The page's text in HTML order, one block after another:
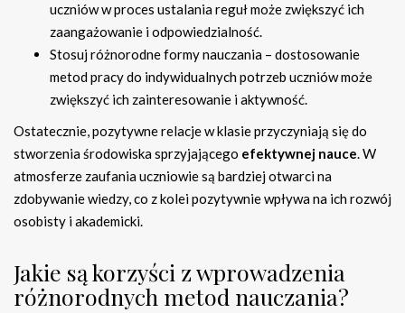
uczniów w proces ustalania reguł może zwiększyć ich
zaangażowanie i odpowiedzialność.
Stosuj różnorodne formy nauczania – dostosowanie
metod pracy do indywidualnych potrzeb uczniów może
zwiększyć ich zainteresowanie i aktywność.
Ostatecznie, pozytywne relacje w klasie przyczyniają się do
stworzenia środowiska sprzyjającego efektywnej nauce. W
atmosferze zaufania uczniowie są bardziej otwarci na
zdobywanie wiedzy, co z kolei pozytywnie wpływa na ich rozwój
osobisty i akademicki.
Jakie są korzyści z wprowadzenia
różnorodnych metod nauczania?